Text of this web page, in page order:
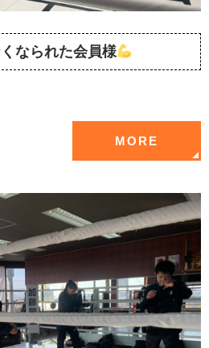
なられた会員様
MORE